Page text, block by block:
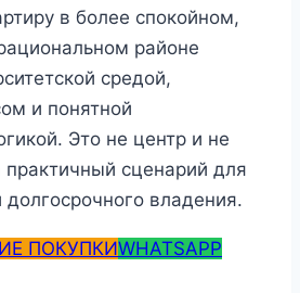
в более спокойном,
районе
средой,
и понятной
Это не центр и не
сценарий для
владения.
ПОКУПКИWHATSAPP